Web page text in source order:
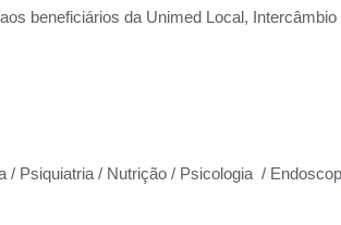
beneficiários da Unimed Local,
/ Psiquiatria / Nutrição / Psicologia /